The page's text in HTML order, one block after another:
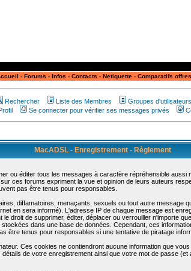
- Forums - Infos - Contacts - Netiquette- Comparatifs
Rechercher Liste des Membres Groupes d'utilisateurs
Se connecter pour vérifier ses messages privés
MacADSL - Enregistrement - Règlement
ou éditer tous les messages à caractère répréhensible
ces forums expriment la vue et opinion de leurs auteurs
pas être tenus pour responsables.
diffamatoires, menaçants, sexuels ou tout autre message
en sera informé). L'adresse IP de chaque message est
droit de supprimer, éditer, déplacer ou verrouiller n'importe
dans une base de données. Cependant, ces
être tenus pour responsables si une tentative de piratage
Ces cookies ne contiendront aucune information que
de votre enregistrement ainsi que votre mot de passe